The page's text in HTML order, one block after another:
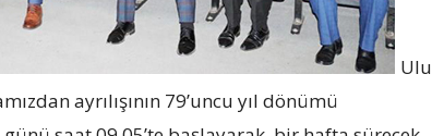
Ulu
ayrılışının 79’uncu yıl dönümü